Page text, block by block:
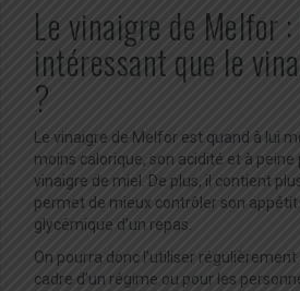
Le vinaigre de Melfor
intéressant que le
?
Le vinaigre de Melfor est quand à lui
moins calorique, son acidité et à peine
vinaigre de miel. De plus, il contient
permet de mieux contrôler son appétit
glycémique d’un repas.
On pourra donc l’utiliser
cadre d’un régime ou pour les